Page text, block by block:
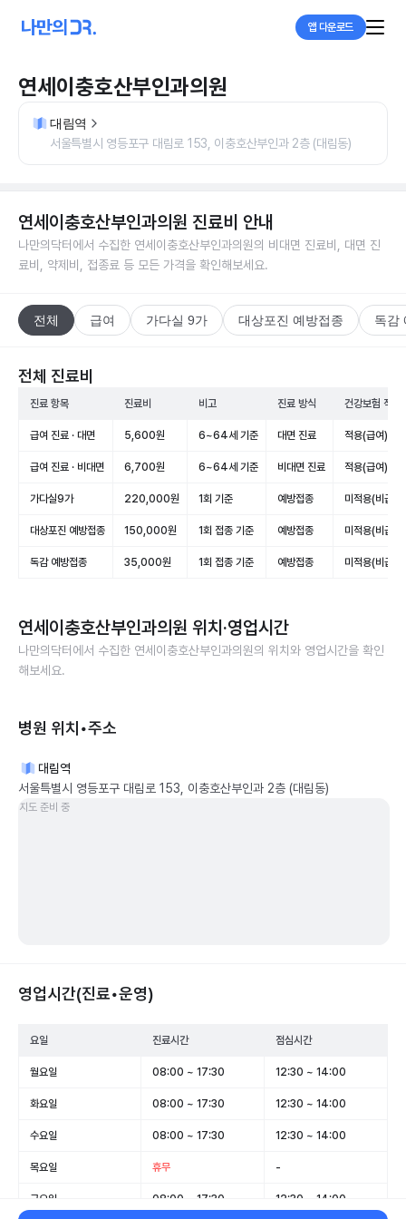
앱 다운로드
연세이충호산부인과의원
대림역
서울특별시 영등포구 대림로 153, 이충호산부인과 2층 (대림동)
연세이충호산부인과의원 진료비 안내
나만의닥터에서 수집한 연세이충호산부인과의원의 비대면 진료비, 대면 진
료비, 약제비, 접종료 등 모든 가격을 확인해보세요.
전체 급여 가다실 9가 대상포진 예방접종 독감
전체 진료비
진료 항목 진료비 비고 진료 방식 건강보험 적용
급여 진료 · 대면 5,600원 6~64세 기준 대면 진료 적용(급여)
급여 진료 · 비대면 6,700원 6~64세 기준 비대면 진료 적용(급여)
가다실9가 220,000원 1회 기준 예방접종 미적용(비급여)
대상포진 예방접종 150,000원 1회 접종 기준 예방접종 미적용(비급여)
독감 예방접종 35,000원 1회 접종 기준 예방접종 미적용(비급여)
연세이충호산부인과의원 위치·영업시간
나만의닥터에서 수집한 연세이충호산부인과의원의 위치와 영업시간을 확인
해보세요.
병원 위치•주소
대림역
서울특별시 영등포구 대림로 153, 이충호산부인과 2층 (대림동)
지도 준비 중
영업시간(진료•운영)
요일 진료시간 점심시간
월요일 08:00 ~ 17:30 12:30 ~ 14:00
화요일 08:00 ~ 17:30 12:30 ~ 14:00
수요일 08:00 ~ 17:30 12:30 ~ 14:00
목요일 휴무 -
금요일 08:00 ~ 17:30 12:30 ~ 14:00